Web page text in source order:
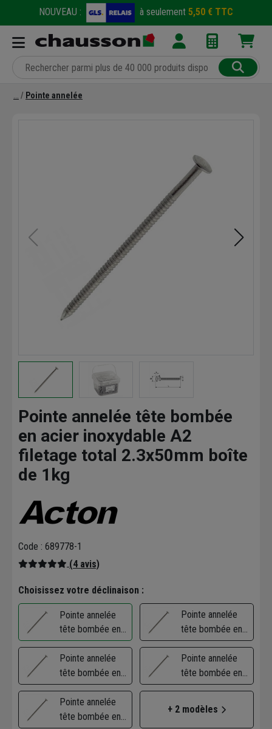
NOUVEAU : à seulement 5,50 € TTC
Pointe annelée
Pointe annelée tête bombée
en acier inoxydable A2
filetage total 2.3x50mm boîte
de 1kg
Code : 689778-1
(4 avis)
Choisissez votre déclinaison :
Pointe annelée
tête bombée en
acier inoxydable
A2 filetage total
2.3x50mm boîte
de 1kg
Pointe annelée
tête bombée en
acier inoxydable
A2 filetage total
2.3x35mm boîte
de 1kg
Pointe annelée
tête bombée en
acier inoxydable
A2 filetage total
2.3x40mm boîte
Pointe annelée
tête bombée en
acier inoxydable
2.3x40mm boîte
Pointe annelée
tête bombée en
+ 2 modèles